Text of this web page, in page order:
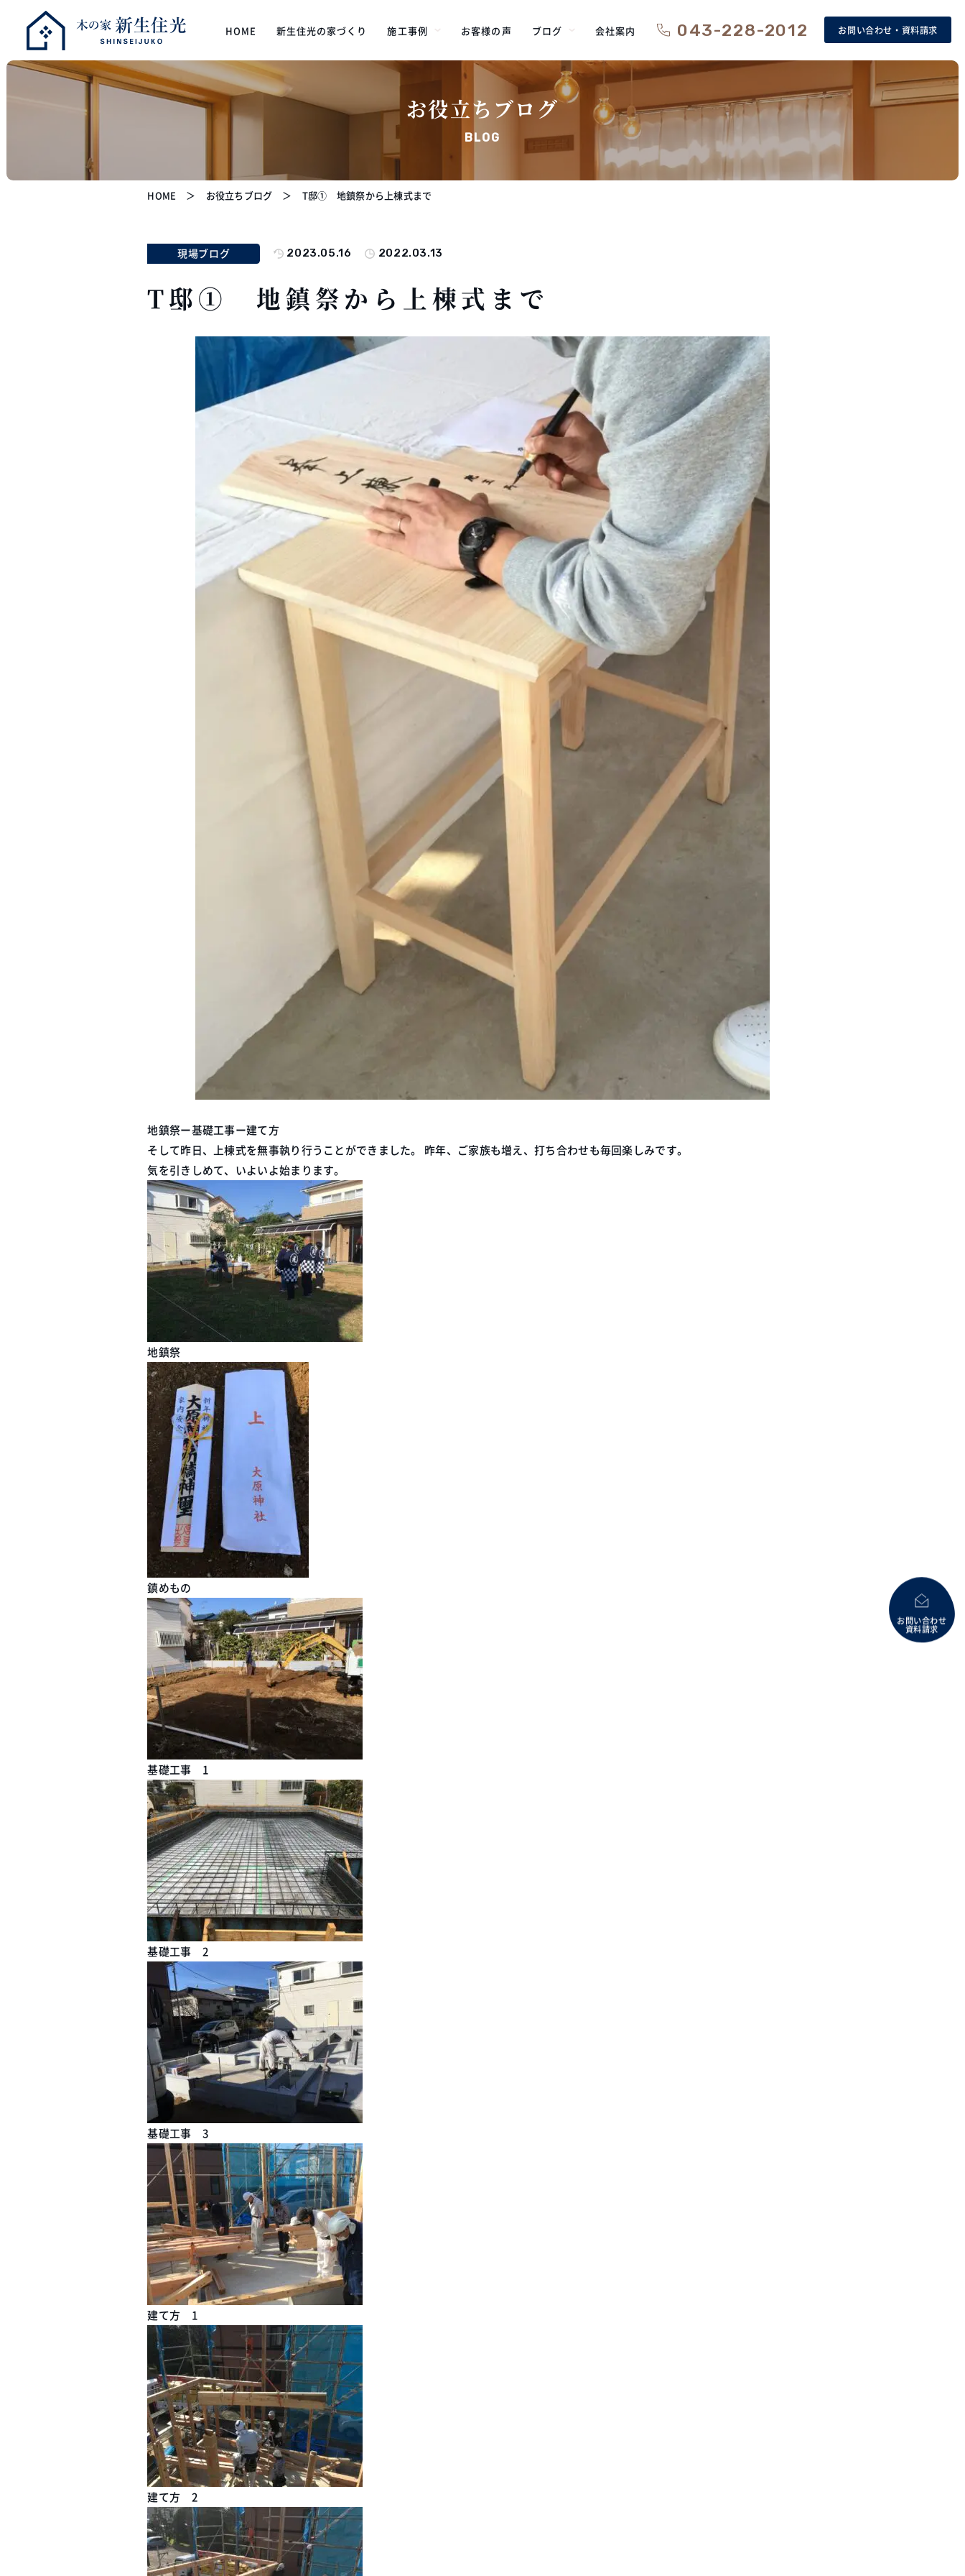
043-228-2012 お問い合わせ・資料請求
HOME 新生住光の家づくり 施工事例 お客様の声 ブログ 会社案内
お役立ちブログ
BLOG
HOME お役立ちブログ T邸① 地鎮祭から上棟式まで
現場ブログ 2023.05.16 2022.03.13
T邸① 地鎮祭から上棟式まで
地鎮祭ー基礎工事ー建て方
そして昨日、上棟式を無事執り行うことができました。 昨年、ご家族も増え、打ち合わせも毎回楽しみです。
気を引きしめて、いよいよ始まります。
地鎮祭
鎮めもの
基礎工事 1
基礎工事 2
基礎工事 3
建て方 1
建て方 2
お問い合わせ
資料請求